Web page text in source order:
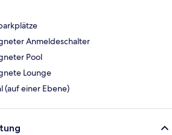
Anmeldeschalter
Pool
Lounge
(auf einer Ebene)